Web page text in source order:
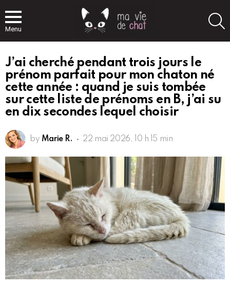
Menu
J’ai cherché pendant trois jours le
prénom parfait pour mon chaton né
cette année : quand je suis tombée
sur cette liste de prénoms en B, j’ai su
en dix secondes lequel choisir
by Marie R. 22 mai 2026, 10 h 15 min